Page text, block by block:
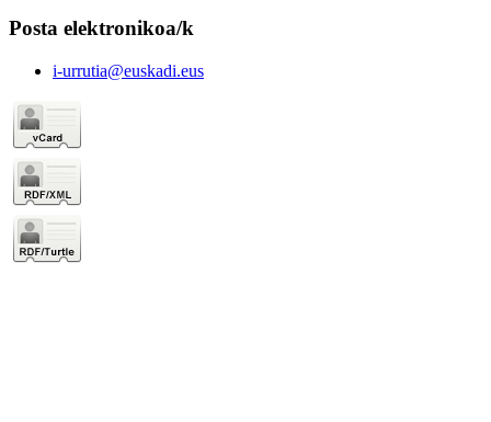
Posta elektronikoa/k
i-urrutia@euskadi.eus